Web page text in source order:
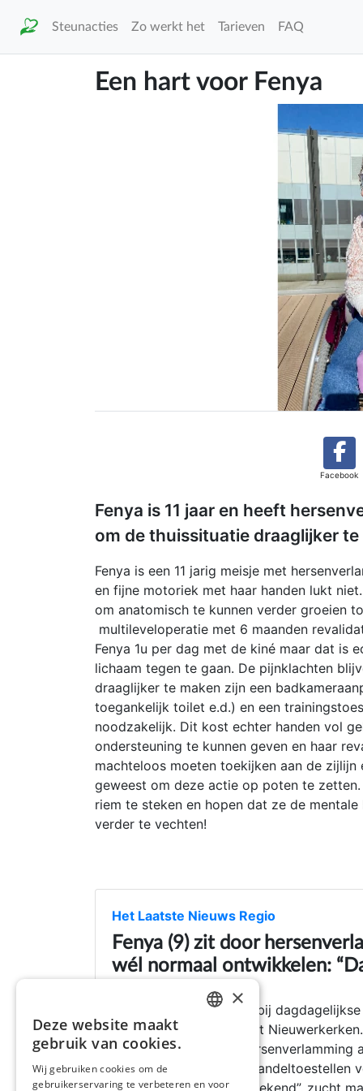
Steunacties Zo werkt het Tarieven FAQ
Een hart voor Fenya
Facebook
Fenya is 11 jaar en heeft
om de thuissituatie draaglijker te
Fenya is een 11 jarig meisje met
en fijne motoriek met haar handen lukt
om anatomisch te kunnen verder groeien
multileveloperatie met 6 maanden
Fenya 1u per dag met de kiné maar dat is
lichaam tegen te gaan. De pijnklachten
draaglijker te maken zijn een
toegankelijk toilet e.d.) en een
noodzakelijk. Dit kost echter handen vol
ondersteuning te kunnen geven en haar
machteloos moeten toekijken aan de
geweest om deze actie op poten te
riem te steken en hopen dat ze de
verder te vechten!
Het Laatste Nieuws Regio
Fenya (9) zit door
wél normaal ontwikkelen:
Pijnlijke operaties, hulp bij
van de 9-jarige Fenya uit
enkel zij hield er een
maar daar zijn dure behandeltoestellen
kinderen niet vanzelfsprekend”, zucht
ENGLISH
×
Deze website maakt
gebruik van cookies.
Wij gebruiken cookies om de
gebruikerservaring te verbeteren en voor